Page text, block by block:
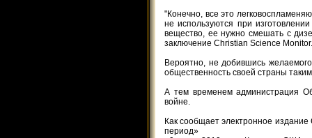
"Конечно, все это
не используются при
вещество, ее нужно смешать с
заключение Christian Science Monitor.
Вероятно, не добившись
общественность своей страны
А тем временем администрация
войне.
Как сообщает электронное
период»